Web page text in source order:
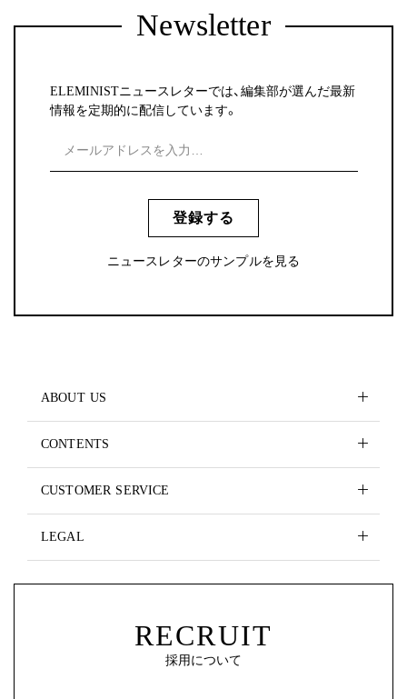
Newsletter
ELEMINISTニュースレターでは、編集部が選んだ最新
情報を定期的に配信しています。
登録する
ニュースレターのサンプルを見る
ABOUT US
CONTENTS
CUSTOMER SERVICE
LEGAL
RECRUIT
採用について